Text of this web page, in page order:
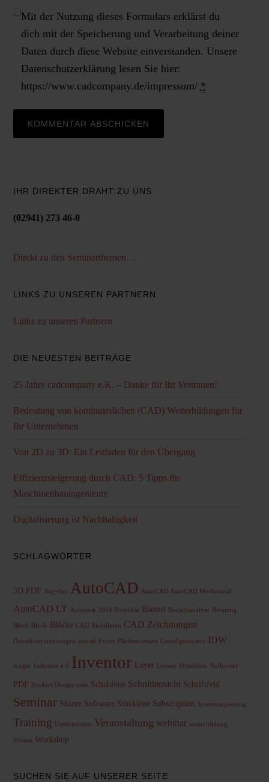
Mit der Nutzung dieses Formulars erklärst du
dich mit der Speicherung und Verarbeitung deiner
Daten durch diese Website einverstanden. Unsere
Datenschutzerklärung lesen Sie hier:
https://www.cadcompany.de/impressum/ *
IHR DIREKTER DRAHT ZU UNS
(02941) 273 46-0
Direkt zu den Seminarthemen…
LINKS ZU UNSEREN PARTNERN
Links zu unseren Partnern
DIE NEUESTEN BEITRÄGE
25 Jahre cadcompany e.K. – Danke für Ihr Vertrauen!
Bedeutung von kontinuierlichen (CAD) Weiterbildungen für
Ihr Unternehmen
Von 2D zu 3D: Ein Leitfaden für den Übergang
Effizienzsteigerung durch CAD: 5 Tipps für
Maschinenbauingenieure
Digitalisierung ist Nachhaltigkeit
SCHLAGWÖRTER
3D PDF Angebot AutoCAD AutoCAD AutoCAD Mechanical
AutoCAD LT Autodesk 2014 Produkte Bauteil Bedarfsanalyse Beratung
Blech Block Blöcke CAD Richtlinien CAD Zeichnungen
Datenkonvertierungen ecscad Event Flächenversatz Gestellgenerator IDW
iLogic Industrie 4.0 Inventor Layer Lernen Mittellinie Nullpunkt
PDF Product Design suite Schablone Schnittansicht Schriftfeld
Seminar Skizze Software Stückliste Subscription Systemanpassung
Training Umbenennen Veranstaltung webinar weiterbildung
Wissen Workshop
SUCHEN SIE AUF UNSERER SEITE